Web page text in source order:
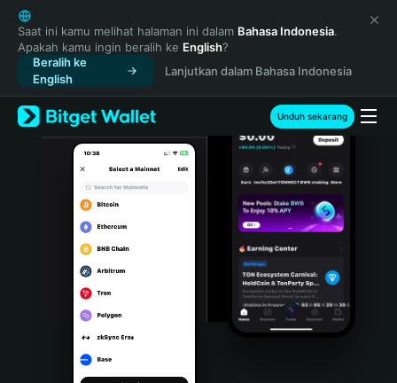
English
日本語
Tiếng Việt
Русский
Español (Latinoamérica)
Türkçe
Italiano
Português (Portugal)
Bahasa Indonesia
Português (Brasil)
Saat ini kamu melihat halaman ini dalam Bahasa Indonesia.
Apakah kamu ingin beralih ke English?
Beralih ke
English
Lanjutkan dalam Bahasa Indonesia
Unduh sekarang